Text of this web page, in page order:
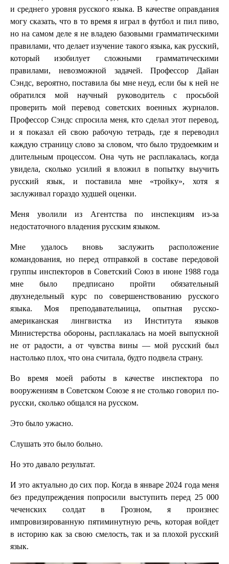
и среднего уровня русского языка. В качестве оправдания
могу сказать, что в то время я играл в футбол и пил пиво,
но на самом деле я не владею базовыми грамматическими
правилами, что делает изучение такого языка, как русский,
который изобилует сложными грамматическими
правилами, невозможной задачей. Профессор Дайан
Сэндс, вероятно, поставила бы мне неуд, если бы к ней не
обратился мой научный руководитель с просьбой
проверить мой перевод советских военных журналов.
Профессор Сэндс спросила меня, кто сделал этот перевод,
и я показал ей свою рабочую тетрадь, где я переводил
каждую страницу слово за словом, что было трудоемким и
длительным процессом. Она чуть не расплакалась, когда
увидела, сколько усилий я вложил в попытку выучить
русский язык, и поставила мне «тройку», хотя я
заслуживал гораздо худшей оценки.
Меня уволили из Агентства по инспекциям из-за
недостаточного владения русским языком.
Мне удалось вновь заслужить расположение
командования, но перед отправкой в составе передовой
группы инспекторов в Советский Союз в июне 1988 года
мне было предписано пройти обязательный
двухнедельный курс по совершенствованию русского
языка. Моя преподавательница, опытная русско-
американская лингвистка из Института языков
Министерства обороны, расплакалась на моей выпускной
не от радости, а от чувства вины — мой русский был
настолько плох, что она считала, будто подвела страну.
Во время моей работы в качестве инспектора по
вооружениям в Советском Союзе я не столько говорил по-
русски, сколько общался на русском.
Это было ужасно.
Слушать это было больно.
Но это давало результат.
И это актуально до сих пор. Когда в январе 2024 года меня
без предупреждения попросили выступить перед 25 000
чеченских солдат в Грозном, я произнес
импровизированную пятиминутную речь, которая войдет
в историю как за свою смелость, так и за плохой русский
язык.